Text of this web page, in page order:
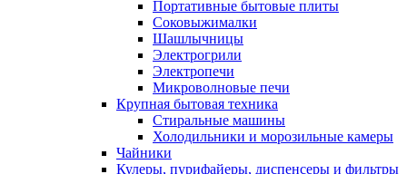
Портативные бытовые плиты
Соковыжималки
Шашлычницы
Электрогрили
Электропечи
Микроволновые печи
Крупная бытовая техника
Стиральные машины
Холодильники и морозильные камеры
Чайники
Кулеры, пурифайеры, диспенсеры и фильтры